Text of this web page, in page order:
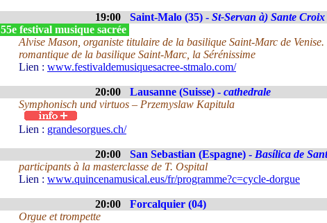
19:00 Saint-Malo (35) - St-Servan à) Sante Croix
55e festival musique sacrée
Alvise Mason, organiste titulaire de la basilique Saint-Marc de
romantique de la basilique Saint-Marc, la Sérénissime
Lien : www.festivaldemusiquesacree-stmalo.com/
20:00 Lausanne (Suisse) - cathedrale
Symphonisch und virtuos – Przemyslaw Kapitula
Lien : grandesorgues.ch/
20:00 San Sebastian (Espagne) - Basílica de
participants à la masterclasse de T. Ospital
Lien : www.quincenamusical.eus/fr/programme?c=cycle-dorgue
20:00 Forcalquier (04)
Orgue et trompette